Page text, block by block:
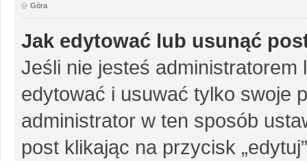
Góra
Jak edytować lub usunąć
Jeśli nie jesteś
edytować i usuwać tylko swoje
administrator w ten sposób
post klikając na przycisk